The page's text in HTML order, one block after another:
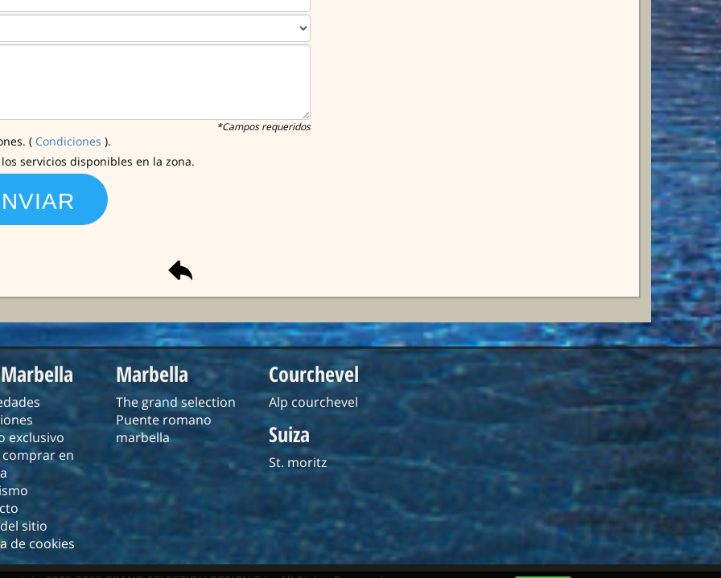
*Campos requeridos
( Condiciones ).
servicios disponibles en la zona.
exclusivo
en
sitio
de cookies
Marbella
The grand selection
Puente romano
marbella
Courchevel
Alp courchevel
Suiza
St. moritz